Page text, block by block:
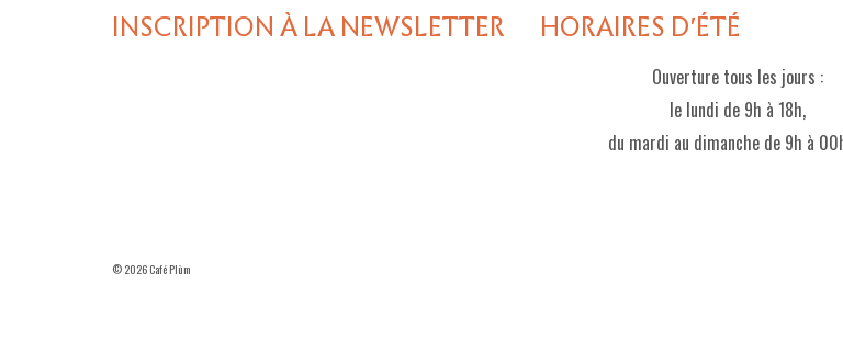
INSCRIPTION À LA NEWSLETTER HORAIRES D'ÉTÉ
Ouverture tous les jours :
le lundi de 9h à 18h,
du mardi au dimanche de 9h à
© 2026 Café Plùm